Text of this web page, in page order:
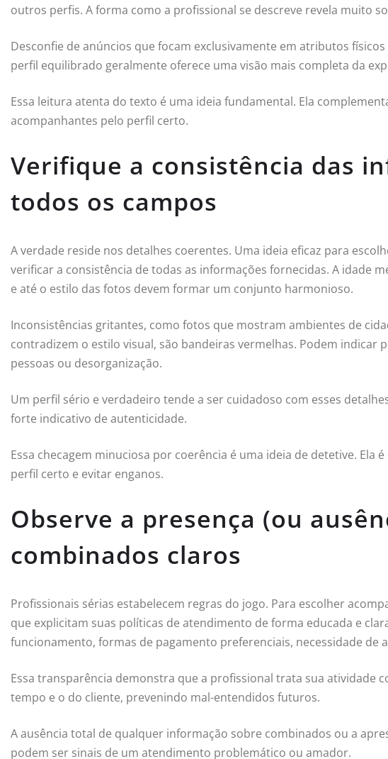
outros perfis. A forma como a profissional se descreve revela muito
Desconfie de anúncios que focam exclusivamente em atributos
perfil equilibrado geralmente oferece uma visão mais completa da
Essa leitura atenta do texto é uma ideia fundamental. Ela
acompanhantes pelo perfil certo.
Verifique a consistência das
todos os campos
A verdade reside nos detalhes coerentes. Uma ideia eficaz para
verificar a consistência de todas as informações fornecidas. A idade
e até o estilo das fotos devem formar um conjunto harmonioso.
Inconsistências gritantes, como fotos que mostram ambientes de
contradizem o estilo visual, são bandeiras vermelhas. Podem indicar
pessoas ou desorganização.
Um perfil sério e verdadeiro tende a ser cuidadoso com esses
forte indicativo de autenticidade.
Essa checagem minuciosa por coerência é uma ideia de detetive. Ela
perfil certo e evitar enganos.
Observe a presença (ou
combinados claros
Profissionais sérias estabelecem regras do jogo. Para escolher
que explicitam suas políticas de atendimento de forma educada e
funcionamento, formas de pagamento preferenciais, necessidade de
Essa transparência demonstra que a profissional trata sua atividade
tempo e o do cliente, prevenindo mal-entendidos futuros.
A ausência total de qualquer informação sobre combinados ou a
podem ser sinais de um atendimento problemático ou amador.